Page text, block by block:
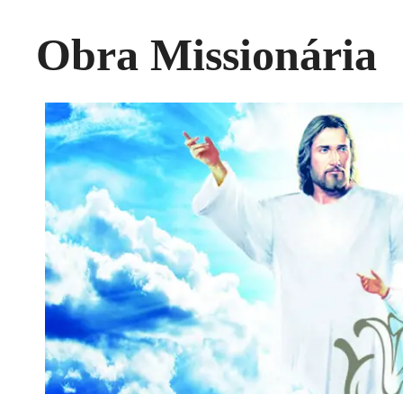
Obra Missionária